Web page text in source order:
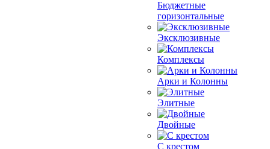
Бюджетные
горизонтальные
Эксклюзивные
Комплексы
Арки и Колонны
Элитные
Двойные
С крестом